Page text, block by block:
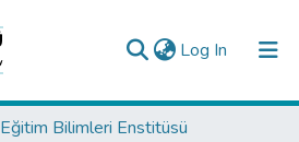
Log In (current)
Eğitim Bilimleri Enstitüsü